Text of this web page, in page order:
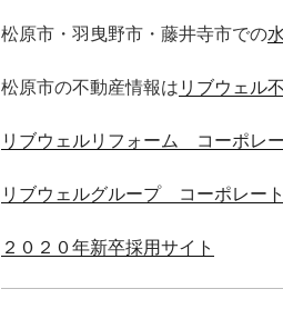
松原市・羽曳野市・藤井寺市での
松原市の不動産情報は リブウェル
リブウェルリフォーム コーポレ
リブウェルグループ コーポレー
２０２０年新卒採用サイト